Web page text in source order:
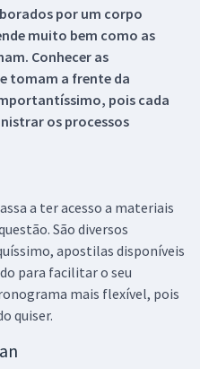
por um corpo
muito bem como as
Conhecer as
tomam a frente da
pois cada
os processos
a ter acesso a materiais
São diversos
apostilas disponíveis
para facilitar o seu
mais flexível, pois
quiser.